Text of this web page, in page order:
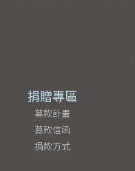
捐贈專區
募款計畫
募款信函
捐款方式